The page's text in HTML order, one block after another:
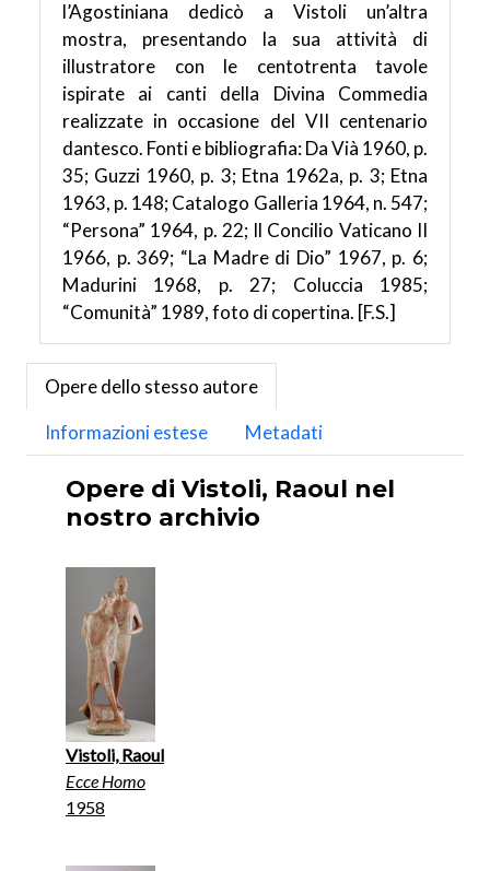
l’Agostiniana dedicò a Vistoli un’altra
mostra, presentando la sua attività di
illustratore con le centotrenta tavole
ispirate ai canti della Divina Commedia
realizzate in occasione del VII centenario
dantesco. Fonti e bibliografia: Da Vià 1960, p.
35; Guzzi 1960, p. 3; Etna 1962a, p. 3; Etna
1963, p. 148; Catalogo Galleria 1964, n. 547;
“Persona” 1964, p. 22; Il Concilio Vaticano II
1966, p. 369; “La Madre di Dio” 1967, p. 6;
Madurini 1968, p. 27; Coluccia 1985;
“Comunità” 1989, foto di copertina. [F.S.]
Opere dello stesso autore
Informazioni estese
Metadati
Opere di Vistoli, Raoul nel
nostro archivio
Vistoli, Raoul
Ecce Homo
1958